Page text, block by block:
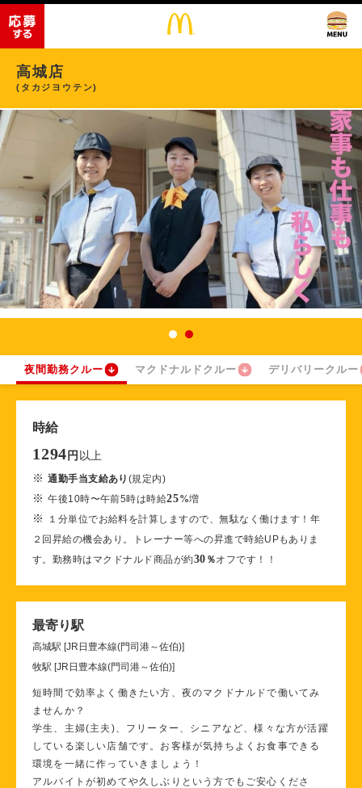
高城店
(タカジヨウテン)
夜間勤務クルー マクドナルドクルー デリバリークルー
時給
1294 円 以上
※通勤手当支給あり (規定内)
※午後10時〜午前5時は時給25%増
※
１分単位でお給料を計算しますので、無駄なく働けます！年
２回昇給の機会あり。トレーナー等への昇進で時給UPもありま
す。勤務時はマクドナルド商品が約30 ％オフです！！
最寄り駅
高城駅 [JR日豊本線(門司港～佐伯)]
牧駅 [JR日豊本線(門司港～佐伯)]
短時間で効率よく働きたい方、夜のマクドナルドで働いてみ
ませんか？
学生、主婦(主夫)、フリーター、シニアなど、様々な方が活躍
している楽しい店舗です。お客様が気持ちよくお食事できる
環境を一緒に作っていきましょう！
アルバイトが初めてや久しぶりという方でもご安心くださ